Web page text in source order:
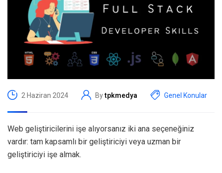
2 Haziran 2024 Bytpkmedya Genel Konular
Web geliştiricilerini işe alıyorsanız iki ana seçeneğiniz
vardır: tam kapsamlı bir geliştiriciyi veya uzman bir
geliştiriciyi işe almak.